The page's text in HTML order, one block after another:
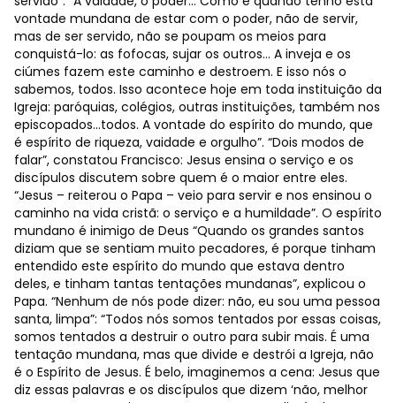
vontade mundana de estar com o poder, não de servir,
mas de ser servido, não se poupam os meios para
conquistá-lo: as fofocas, sujar os outros… A inveja e os
ciúmes fazem este caminho e destroem. E isso nós o
sabemos, todos. Isso acontece hoje em toda instituição da
Igreja: paróquias, colégios, outras instituições, também nos
episcopados...todos. A vontade do espírito do mundo, que
é espírito de riqueza, vaidade e orgulho”. “Dois modos de
falar”, constatou Francisco: Jesus ensina o serviço e os
discípulos discutem sobre quem é o maior entre eles.
“Jesus – reiterou o Papa – veio para servir e nos ensinou o
caminho na vida cristã: o serviço e a humildade”. O espírito
mundano é inimigo de Deus “Quando os grandes santos
diziam que se sentiam muito pecadores, é porque tinham
entendido este espírito do mundo que estava dentro
deles, e tinham tantas tentações mundanas”, explicou o
Papa. “Nenhum de nós pode dizer: não, eu sou uma pessoa
santa, limpa”: “Todos nós somos tentados por essas coisas,
somos tentados a destruir o outro para subir mais. É uma
tentação mundana, mas que divide e destrói a Igreja, não
é o Espírito de Jesus. É belo, imaginemos a cena: Jesus que
diz essas palavras e os discípulos que dizem ‘não, melhor